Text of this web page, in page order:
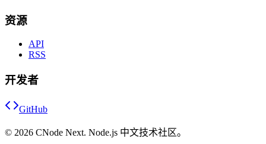
资源
API
RSS
开发者
GitHub
© 2026 CNode Next. Node.js 中文技术社区。